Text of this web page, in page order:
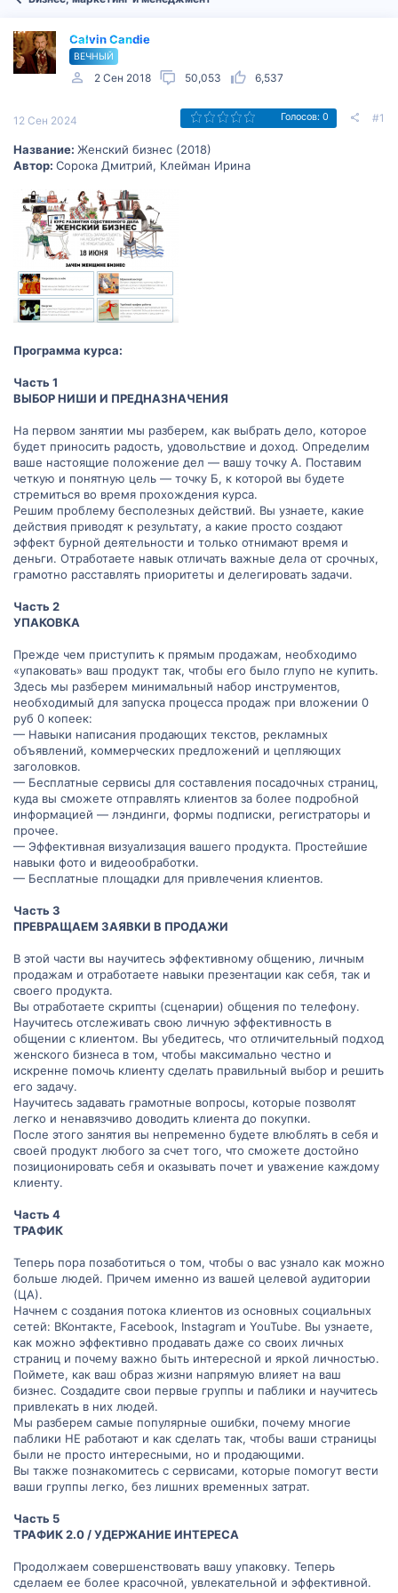
Calvin Candie
ВЕЧНЫЙ
2 Сен 2018 50,053 6,537
12 Сен 2024 Голосов: 0 #1
Название: Женский бизнес (2018)
Автор: Сорока Дмитрий, Клейман Ирина
Программа курса:
Часть 1
ВЫБОР НИШИ И ПРЕДНАЗНАЧЕНИЯ
На первом занятии мы разберем, как выбрать дело, которое
будет приносить радость, удовольствие и доход. Определим
ваше настоящие положение дел — вашу точку А. Поставим
четкую и понятную цель — точку Б, к которой вы будете
стремиться во время прохождения курса.
Решим проблему бесполезных действий. Вы узнаете, какие
действия приводят к результату, а какие просто создают
эффект бурной деятельности и только отнимают время и
деньги. Отработаете навык отличать важные дела от срочных,
грамотно расставлять приоритеты и делегировать задачи.
Часть 2
УПАКОВКА
Прежде чем приступить к прямым продажам, необходимо
«упаковать» ваш продукт так, чтобы его было глупо не купить.
Здесь мы разберем минимальный набор инструментов,
необходимый для запуска процесса продаж при вложении 0
руб 0 копеек:
— Навыки написания продающих текстов, рекламных
объявлений, коммерческих предложений и цепляющих
заголовков.
— Бесплатные сервисы для составления посадочных страниц,
куда вы сможете отправлять клиентов за более подробной
информацией — лэндинги, формы подписки, регистраторы и
прочее.
— Эффективная визуализация вашего продукта. Простейшие
навыки фото и видеообработки.
— Бесплатные площадки для привлечения клиентов.
Часть 3
ПРЕВРАЩАЕМ ЗАЯВКИ В ПРОДАЖИ
В этой части вы научитесь эффективному общению, личным
продажам и отработаете навыки презентации как себя, так и
своего продукта.
Вы отработаете скрипты (сценарии) общения по телефону.
Научитесь отслеживать свою личную эффективность в
общении с клиентом. Вы убедитесь, что отличительный подход
женского бизнеса в том, чтобы максимально честно и
искренне помочь клиенту сделать правильный выбор и решить
его задачу.
Научитесь задавать грамотные вопросы, которые позволят
легко и ненавязчиво доводить клиента до покупки.
После этого занятия вы непременно будете влюблять в себя и
своей продукт любого за счет того, что сможете достойно
позиционировать себя и оказывать почет и уважение каждому
клиенту.
Часть 4
ТРАФИК
Теперь пора позаботиться о том, чтобы о вас узнало как можно
больше людей. Причем именно из вашей целевой аудитории
(ЦА).
Начнем с создания потока клиентов из основных социальных
сетей: ВКонтакте, Facebook, Instagram и YouTube. Вы узнаете,
как можно эффективно продавать даже со своих личных
страниц и почему важно быть интересной и яркой личностью.
Поймете, как ваш образ жизни напрямую влияет на ваш
бизнес. Создадите свои первые группы и паблики и научитесь
привлекать в них людей.
Мы разберем самые популярные ошибки, почему многие
паблики НЕ работают и как сделать так, чтобы ваши страницы
были не просто интересными, но и продающими.
Вы также познакомитесь с сервисами, которые помогут вести
ваши группы легко, без лишних временных затрат.
Часть 5
ТРАФИК 2.0 / УДЕРЖАНИЕ ИНТЕРЕСА
Продолжаем совершенствовать вашу упаковку. Теперь
сделаем ее более красочной, увлекательной и эффективной.